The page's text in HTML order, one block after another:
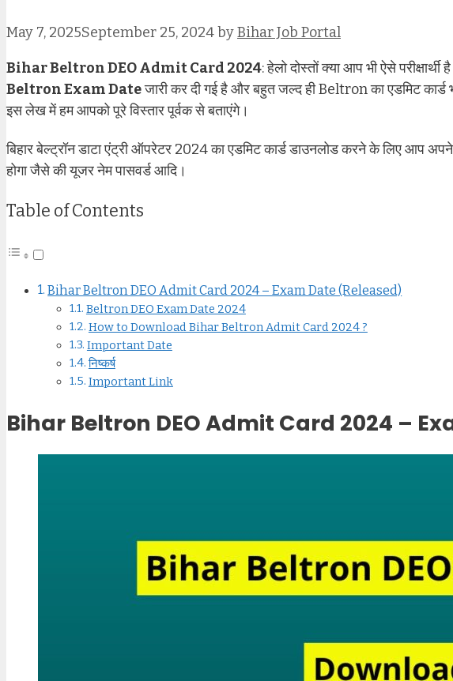
May 7, 2025September 25, 2024byBihar Job Portal
Bihar Beltron DEO Admit Card 2024: हेलो दोस्तों क्या आप भी ऐसे परीक्षार्थी
Beltron Exam Dateजारी कर दी गई है और बहुत जल्द ही Beltron का एडमिट
इस लेख में हम आपको पूरे विस्तार पूर्वक से बताएंगे।
बिहार बेल्ट्रॉन डाटा एंट्री ऑपरेटर 2024 का एडमिट कार्ड डाउनलोड करने के लिए आप
होगा जैसे की यूजर नेम पासवर्ड आदि।
Table of Contents
Bihar Beltron DEO Admit Card 2024 – Exam Date (Released)
Beltron DEO Exam Date 2024
How to Download Bihar Beltron Admit Card 2024 ?
Important Date
निष्कर्ष
Important Link
Bihar Beltron DEO Admit Card 2024 –